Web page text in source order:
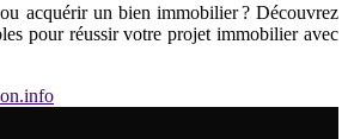
acquérir un bien immobilier ? Découvrez
pour réussir votre projet immobilier avec